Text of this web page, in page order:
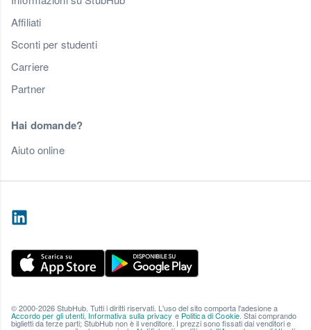
Affiliati
Sconti per studenti
Carriere
Partner
Hai domande?
Aiuto online
© 2000-2026 StubHub. Tutti i diritti riservati. L'uso del sito comporta l'adesione a
Accordo per gli utenti, Informativa sulla privacy e Politica di Cookie. Stai comprando
biglietti da terze parti; StubHub non è il venditore. I prezzi sono fissati dai venditori e